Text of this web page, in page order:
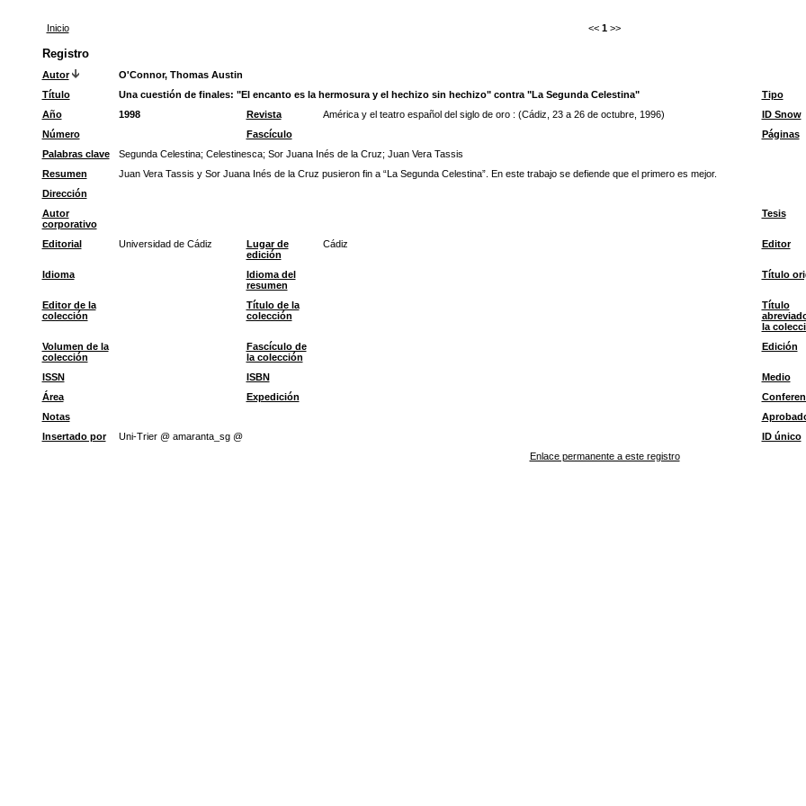
Inicio << 1 >>
Registro
Autor
O'Connor, Thomas Austin
Título
Una cuestión de finales: "El encanto es la hermosura y el hechizo sin hechizo" contra "La Segunda Celestina" Tipo
Año
1998 Revista América y el teatro español del siglo de oro : (Cádiz, 23 a 26 de octubre, 1996) ID Snow
Número
Fascículo Páginas
Palabras clave
Segunda Celestina; Celestinesca; Sor Juana Inés de la Cruz; Juan Vera Tassis
Resumen
Juan Vera Tassis y Sor Juana Inés de la Cruz pusieron fin a “La Segunda Celestina”. En este trabajo se defiende que el primero es mejor.
Dirección
Autor
corporativo
Tesis
Editorial Universidad de Cádiz
Lugar de
edición
Cádiz Editor
Idioma
Idioma del
resumen
Título
Editor de la
colección
Título de la
colección
Título
la
Volumen de la
colección
Fascículo de
la colección
Edición
ISSN ISBN
Medio
Área
Expedición
Notas
Insertado por
Uni-Trier @ amaranta_sg @ ID único
Enlace permanente a este registro